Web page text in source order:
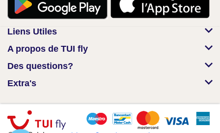
Liens Utiles
A propos de TUI fly
Des questions?
Extra's